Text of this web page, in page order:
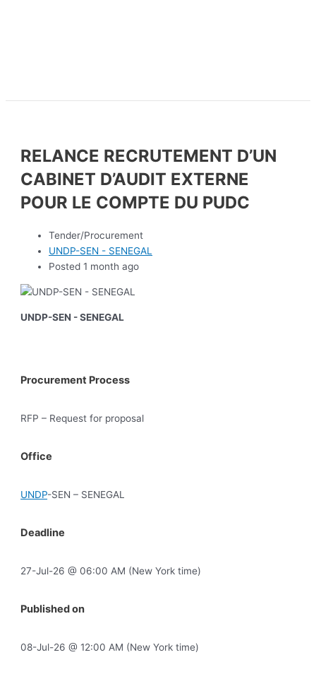
RELANCE RECRUTEMENT D’UN
CABINET D’AUDIT EXTERNE
POUR LE COMPTE DU PUDC
Tender/Procurement
UNDP-SEN - SENEGAL
Posted 1 month ago
UNDP-SEN - SENEGAL
Procurement Process
RFP – Request for proposal
Office
UNDP-SEN – SENEGAL
Deadline
27-Jul-26 @ 06:00 AM (New York time)
Published on
08-Jul-26 @ 12:00 AM (New York time)